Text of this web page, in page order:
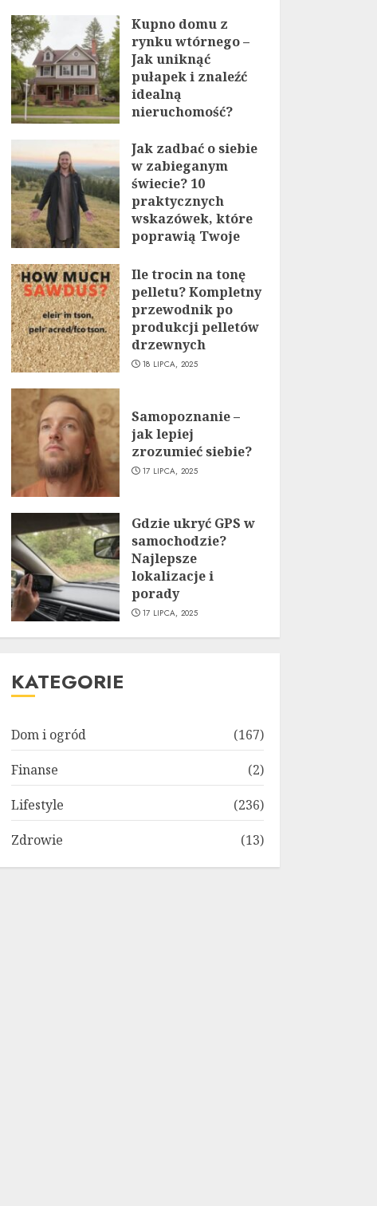
Kupno domu z
rynku wtórnego –
Jak uniknąć
pułapek i znaleźć
idealną
nieruchomość?
Jak zadbać o siebie
w zabieganym
świecie? 10
praktycznych
wskazówek, które
poprawią Twoje
19 LIPCA, 2025
Ile trocin na tonę
pelletu? Kompletny
przewodnik po
produkcji pelletów
drzewnych
18 LIPCA, 2025
Samopoznanie –
jak lepiej
zrozumieć siebie?
17 LIPCA, 2025
Gdzie ukryć GPS w
samochodzie?
Najlepsze
lokalizacje i
porady
17 LIPCA, 2025
KATEGORIE
Dom i ogród
(167)
Finanse
(2)
Lifestyle
(236)
Zdrowie
(13)